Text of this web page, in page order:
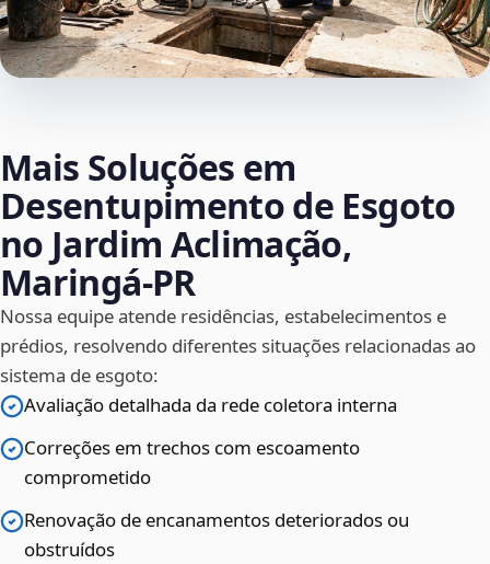
Mais Soluções em
Desentupimento de Esgoto
no Jardim Aclimação,
Maringá‑PR
Nossa equipe atende residências, estabelecimentos e
prédios, resolvendo diferentes situações relacionadas ao
sistema de esgoto:
Avaliação detalhada da rede coletora interna
Correções em trechos com escoamento
comprometido
Renovação de encanamentos deteriorados ou
obstruídos